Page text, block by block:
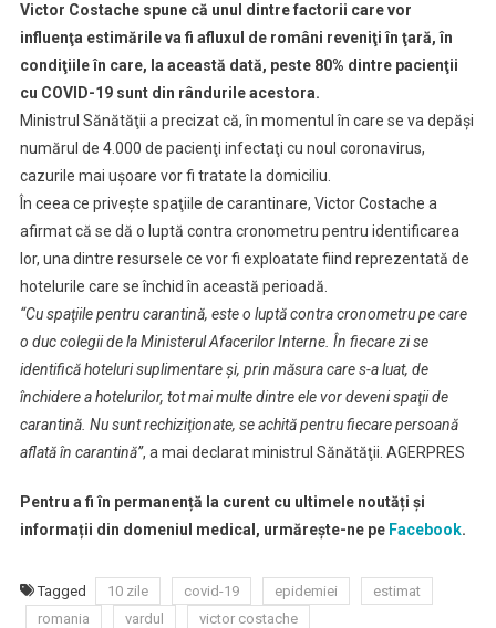
10
Zile
Victor Costache spune că unul dintre factorii care vor
influenţa estimările va fi afluxul de români reveniţi în ţară, în
condiţiile în care, la această dată, peste 80% dintre pacienţii
cu COVID-19 sunt din rândurile acestora.
Ministrul Sănătăţii a precizat că, în momentul în care se va depăşi
numărul de 4.000 de pacienţi infectaţi cu noul coronavirus,
cazurile mai uşoare vor fi tratate la domiciliu.
În ceea ce priveşte spaţiile de carantinare, Victor Costache a
afirmat că se dă o luptă contra cronometru pentru identificarea
lor, una dintre resursele ce vor fi exploatate fiind reprezentată de
hotelurile care se închid în această perioadă.
“Cu spaţiile pentru carantină, este o luptă contra cronometru pe care
o duc colegii de la Ministerul Afacerilor Interne. În fiecare zi se
identifică hoteluri suplimentare şi, prin măsura care s-a luat, de
închidere a hotelurilor, tot mai multe dintre ele vor deveni spaţii de
carantină. Nu sunt rechiziţionate, se achită pentru fiecare persoană
aflată în carantină”, a mai declarat ministrul Sănătăţii. AGERPRES
Pentru a fi în permanență la curent cu ultimele noutăți și
informații din domeniul medical, urmărește-ne pe Facebook.
Tagged 10 zile covid-19 epidemiei
estimat
romania
vardul victor costache